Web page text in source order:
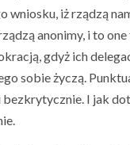
wniosku, iż rządzą
anonimy, i to
gdyż ich
sobie życzą.
bezkrytycznie. I jak